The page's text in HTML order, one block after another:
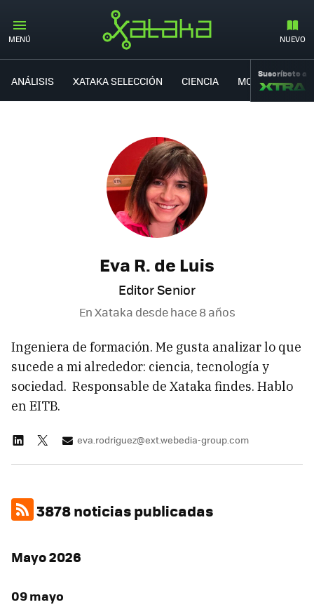
MENÚ NUEVO
ANÁLISIS XATAKA SELECCIÓN CIENCIA MOVILIDAD
Suscríbete a
Eva R. de Luis
Editor Senior
En Xataka desdehace 8 años
Ingeniera de formación. Me gusta analizar lo que
sucede a mi alrededor: ciencia, tecnología y
sociedad. Responsable de Xataka findes. Hablo
en EITB.
eva.rodriguez@ext.webedia-group.com
3878 noticias publicadas
Mayo 2026
09 mayo